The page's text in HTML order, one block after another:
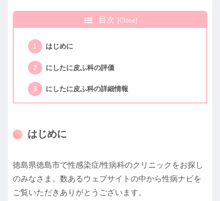
目次
はじめに
にしたに皮ふ科の評価
にしたに皮ふ科の詳細情報
はじめに
徳島県徳島市で性感染症/性病科のクリニックをお探し
のみなさま。数あるウェブサイトの中から性病ナビを
ご覧いただきありがとうございます。